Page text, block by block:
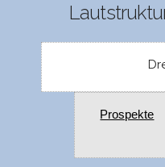
Prospekte